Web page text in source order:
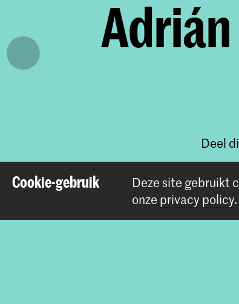
Deel
Cookie-gebruik Deze site gebruikt
onze privacy policy.